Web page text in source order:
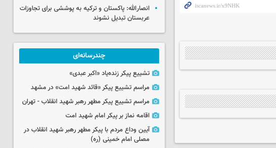
انصارالله: پاکستان و ترکیه به پوششی برای تجاوزات
عربستان تبدیل نشوند
چندرسانه‌ای
تشییع پیکر زنده‌یاد «اکبر عبدی»
مراسم تشییع پیکر «قائد شهید امت» در مشهد
مراسم تشییع پیکر مطهر رهبر شهید انقلاب - تهران
اقامه نماز بر پیکر امام شهید امت
آیین وداع مردم با پیکر مطهر رهبر شهید انقلاب در
مصلی امام خمینی (ره)